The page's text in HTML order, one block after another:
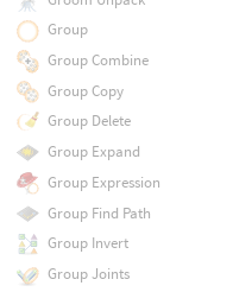
Group
Group Combine
Group Copy
Group Delete
Group Expand
Group Expression
Group Find Path
Group Invert
Group Joints